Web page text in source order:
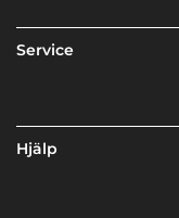
Service
Hjälp